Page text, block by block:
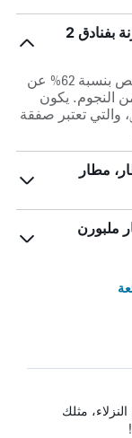
هل الأسعار في بوكس هيل موتل قابلة للمقارنة بفنادق 2
متوسط سعر الليلة في بوكس هيل موتل أرخص بنسبة 62% عن
في ميلبورن لفنادق ذات تصنيف 2 من النجوم. يكون
في بوكس هيل موتل عادة 340 ﷼، والتي تعتبر صفقة
مطار
ملبورن
مثلك